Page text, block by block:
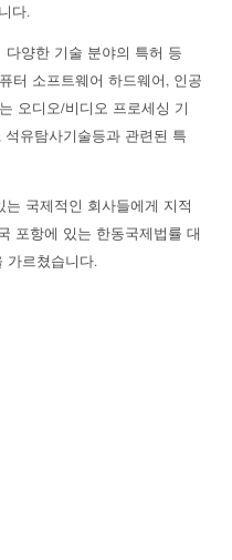
다.
다양한 기술 분야의 특허 등
터 소프트웨어 하드웨어, 인공
오디오/비디오 프로세싱 기
석유탐사기술등과 관련된 특
는 국제적인 회사들에게 지적
포항에 있는 한동국제법률 대
가르쳤습니다.